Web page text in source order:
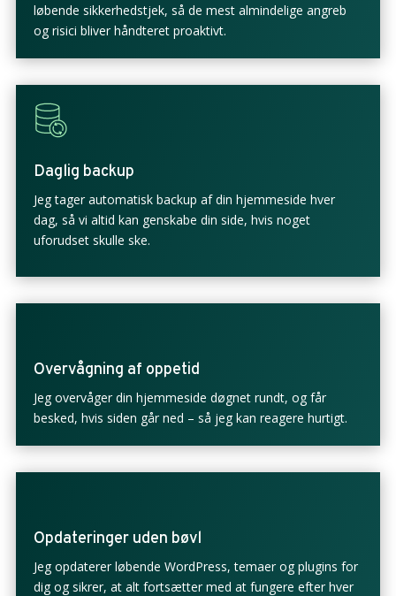
løbende sikkerhedstjek, så de mest almindelige angreb
og risici bliver håndteret proaktivt.
Daglig backup
Jeg tager automatisk backup af din hjemmeside hver
dag, så vi altid kan genskabe din side, hvis noget
uforudset skulle ske.
Overvågning af oppetid
Jeg overvåger din hjemmeside døgnet rundt, og får
besked, hvis siden går ned – så jeg kan reagere hurtigt.
Opdateringer uden bøvl
Jeg opdaterer løbende WordPress, temaer og plugins for
dig og sikrer, at alt fortsætter med at fungere efter hver